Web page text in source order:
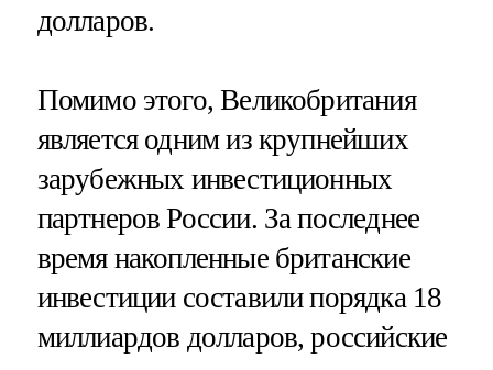
долларов.
Помимо этого, Великобритания
является одним из крупнейших
зарубежных инвестиционных
партнеров России. За последнее
время накопленные британские
инвестиции составили порядка 18
миллиардов долларов, российские